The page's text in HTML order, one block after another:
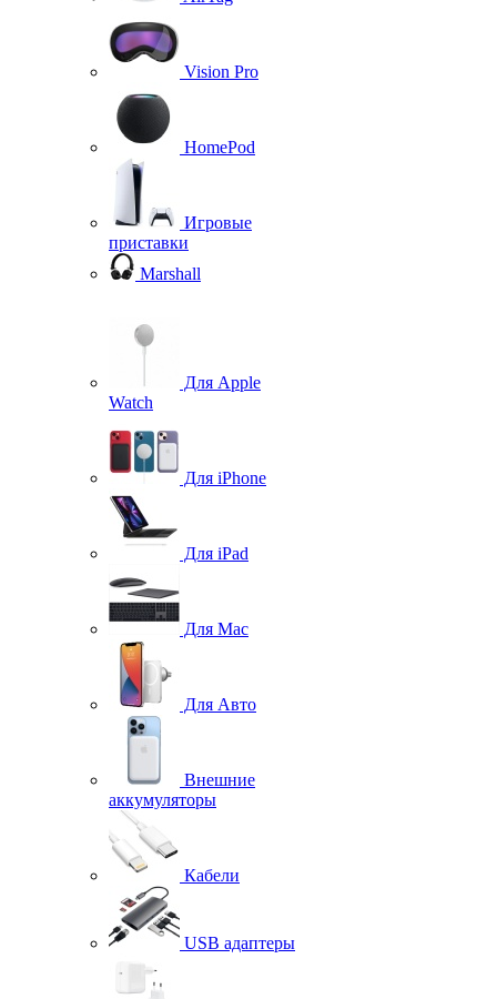
Vision Pro
HomePod
Игровые
приставки
Marshall
Для Apple
Watch
Для iPhone
Для iPad
Для Mac
Для Авто
Внешние
аккумуляторы
Кабели
USB адаптеры